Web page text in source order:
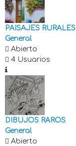
PAISAJES RURALES
General
Abierto
4 Usuarios
DIBUJOS RAROS
General
Abierto